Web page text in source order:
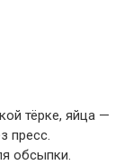
тёрке, яйца —
пресс.
обсыпки.